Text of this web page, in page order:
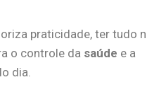
praticidade, ter tudo
o controle da saúde e a
dia.